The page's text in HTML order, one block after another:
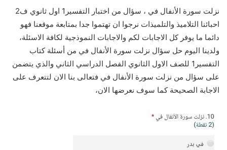
نزلت سورة الأنفال في ، سؤال من اختبار التفسير1 اول ثانوي ف2
احبائنا التلاميذ والتلميذات نرجوا ان تهتموا جدا بمتابعة موقعنا فهو
دائما ما يوفر كل الاجابات لكم والاجابات النموذجية لكافة الاسئلة،
ولدينا اليوم حل سؤال نزلت سورة الأنفال في من أسئلة كتاب
التفسير1 للصف الاول الثانوي الفصل الدراسي الثاني والذي يتضمن
على سؤال من نزلت سورة الأنفال في فتعالى بنا الان لتتعرف على
الاجابة الصحيحة كما سوف نعرضها الان،